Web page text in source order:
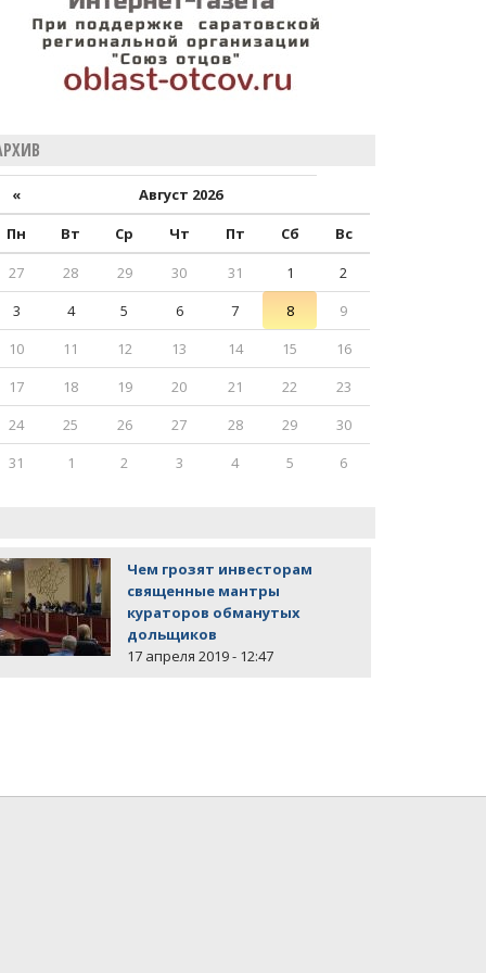
«
Август 2026
Пн
Вт Ср Чт Пт Сб
Вс
27
28 29 30 31 1
2
3
4 5 6 7 8
9
10
11 12 13 14 15
16
17
18 19 20 21 22
23
24
25 26 27 28 29
30
31
1 2 3 4 5 6
Чем грозят инвесторам
священные мантры
кураторов обманутых
дольщиков
17 апреля 2019 - 12:47